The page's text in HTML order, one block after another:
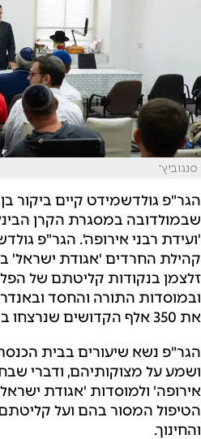
סנגוביץ'
הגר"פ גולדשמידט קיים ביקור
שבמולדובה במסגרת הקרן
'ועידת רבני אירופה'. הגר"פ
קהילת החרדים 'אגודת ישראל'
זלצמן בנקודות קליטתם של
ובמוסדות התורה והחסד
את 350 אלף הקדושים שנרצחו בשואה הי"ד.
הגר"פ נשא שיעורים בבית
ושמע על מצוקותיהם, ודברי שבח
אירופה' ולמוסדות 'אגודת
הטיפול המסור בהם ועל
והחינוך.